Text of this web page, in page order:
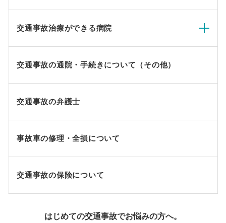
交通事故治療ができる病院
交通事故の通院・手続きについて（その他）
交通事故の弁護士
事故車の修理・全損について
交通事故の保険について
はじめての交通事故でお悩みの方へ。